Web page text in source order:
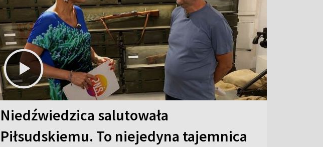
Niedźwiedzica salutowała
Piłsudskiemu. To niejedyna tajemnica